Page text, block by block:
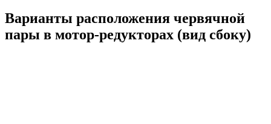
Варианты расположения червячной
пары в мотор-редукторах (вид сбоку)